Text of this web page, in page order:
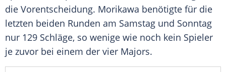
die Vorentscheidung. Morikawa benötigte für die
letzten beiden Runden am Samstag und Sonntag
nur 129 Schläge, so wenige wie noch kein Spieler
je zuvor bei einem der vier Majors.